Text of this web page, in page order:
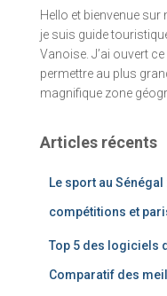
Hello et bienvenue sur
je suis guide
Vanoise. J’ai ouvert
permettre au plus
magnifique zone
Articles récents
Le sport au
compétitions et
Top 5 des logiciels
Comparatif des